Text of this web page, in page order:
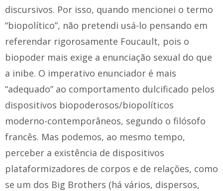
discursivos. Por isso, quando mencionei o termo
“biopolítico”, não pretendi usá-lo pensando em
referendar rigorosamente Foucault, pois o
biopoder mais exige a enunciação sexual do que
a inibe. O imperativo enunciador é mais
“adequado” ao comportamento dulcificado pelos
dispositivos biopoderosos/biopolíticos
moderno-contemporâneos, segundo o filósofo
francês. Mas podemos, ao mesmo tempo,
perceber a existência de dispositivos
plataformizadores de corpos e de relações, como
se um dos Big Brothers (há vários, dispersos,